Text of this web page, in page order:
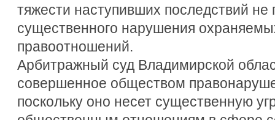
тяжести наступивших последствий
существенного нарушения
правоотношений.
Арбитражный суд Владимирской
совершенное обществом
поскольку оно несет существенную